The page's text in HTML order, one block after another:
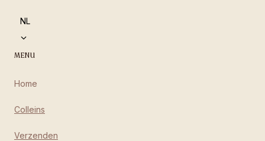
NL
MENU
Home
Colleins
Verzenden